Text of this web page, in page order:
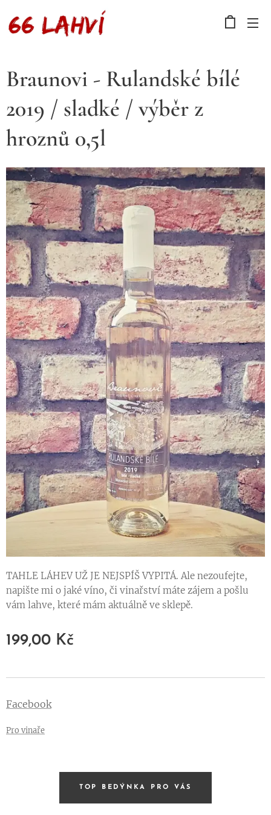
Braunovi - Rulandské bílé
2019 / sladké / výběr z
hroznů 0,5l
TAHLE LÁHEV UŽ JE NEJSPÍŠ VYPITÁ. Ale nezoufejte,
napište mi o jaké víno, či vinařství máte zájem a pošlu
vám lahve, které mám aktuálně ve sklepě.
199,00 Kč
Facebook
Pro vinaře
TOP BEDÝNKA PRO VÁS